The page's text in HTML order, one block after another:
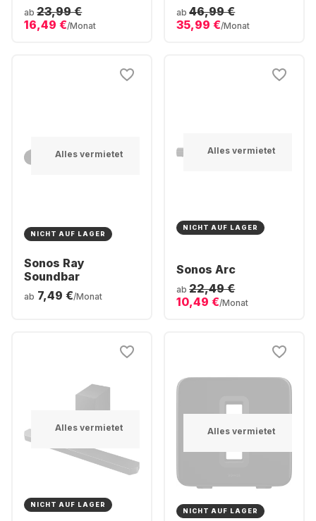
ab 23,99 €
16,49 €/Monat
ab 46,99 €
35,99 €/Monat
Alles vermietet
NICHT AUF LAGER
Sonos Ray
Soundbar
ab 7,49 €/Monat
Alles vermietet
NICHT AUF LAGER
Sonos Arc
ab 22,49 €
10,49 €/Monat
Alles vermietet
NICHT AUF LAGER
Alles vermietet
NICHT AUF LAGER